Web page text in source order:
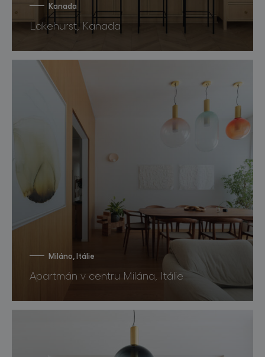
Kanada
Lakehurst, Kanada
Miláno, Itálie
Apartmán v centru Milána, Itálie